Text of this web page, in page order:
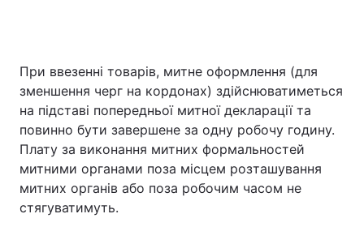
При ввезенні товарів, митне оформлення (для
зменшення черг на кордонах) здійснюватиметься
на підставі попередньої митної декларації та
повинно бути завершене за одну робочу годину.
Плату за виконання митних формальностей
митними органами поза місцем розташування
митних органів або поза робочим часом не
стягуватимуть.